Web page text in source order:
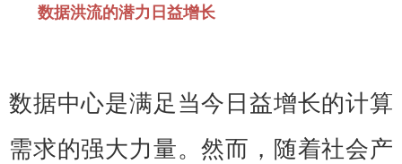
数据洪流的潜力日益增长
数据中心是满足当今日益增长的计算
需求的强大力量。然而，随着社会产